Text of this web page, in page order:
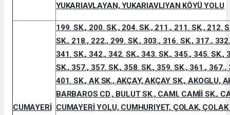
YUKARIAVLAYAN, YUKARIAVLIYAN KÖYÜ YOLU
CUMAYERİ
199. SK., 200. SK., 204. SK., 211., 211. SK., 212.
SK., 218., 222., 299. SK., 303., 316. SK., 317.,
341. SK., 342., 342. SK., 343. SK., 345., 345. SK.,
SK., 357., 357. SK., 358. SK., 359. SK., 361., 367.,
401. SK., AK SK., AKÇAY, AKÇAY SK., AKOGLU,
BARBAROS CD., BULUT SK., CAMI, CAMİİ SK.,
CUMAYERİ YOLU, CUMHURIYET, ÇOLAK, ÇOLAK